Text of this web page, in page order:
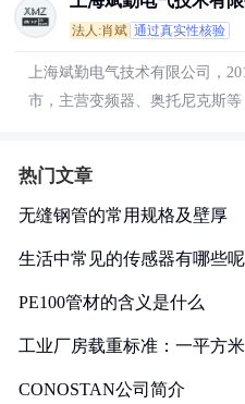
法人:肖斌 通过真实性核验
上海斌勤电气技术有限公司，
市，主营变频器、奥托尼克斯等
热门文章
无缝钢管的常用规格及壁厚
生活中常见的传感器有哪些呢
PE100管材的含义是什么
工业厂房载重标准：一平方
CONOSTAN公司简介